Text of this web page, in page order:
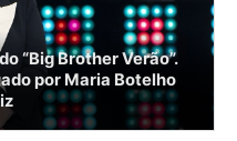
“Big Brother Verão”.
por Maria Botelho